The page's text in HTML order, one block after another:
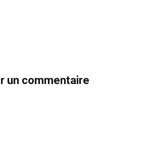
un commentaire